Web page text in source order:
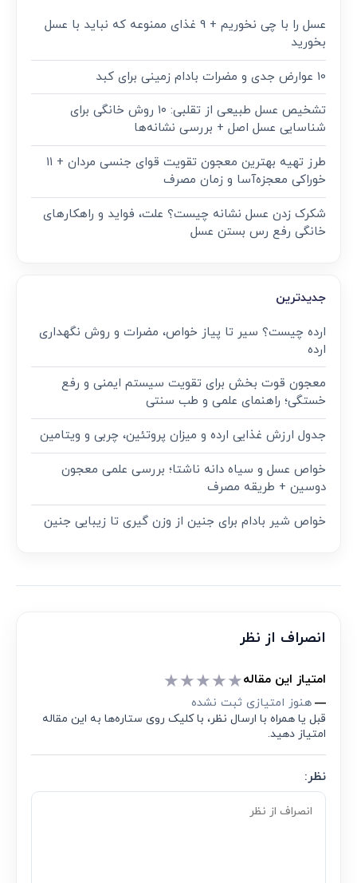
عسل را با چی نخوریم + 9 غذای ممنوعه که نباید با عسل
بخورید
10 عوارض جدی و مضرات بادام زمینی برای کبد
تشخیص عسل طبیعی از تقلبی: ۱۰ روش خانگی برای
شناسایی عسل اصل + بررسی نشانه‌ها
طرز تهیه بهترین معجون تقویت قوای جنسی مردان + ۱۱
خوراکی معجزه‌آسا و زمان مصرف
شکرک زدن عسل نشانه چیست؟ علت، فواید و راهکارهای
خانگی رفع رس بستن عسل
جدیدترین
ارده چیست؟ سیر تا پیاز خواص، مضرات و روش نگهداری
ارده
معجون قوت‌ بخش برای تقویت سیستم ایمنی و رفع
خستگی؛ راهنمای علمی و طب سنتی
جدول ارزش غذایی ارده و میزان پروتئین، چربی و ویتامین
خواص عسل و سیاه دانه ناشتا؛ بررسی علمی معجون
دوسین + طریقه مصرف
خواص شیر بادام برای جنین از وزن گیری تا زیبایی جنین
انصراف از نظر
امتیاز این مقاله★
★
★
★
★
— هنوز امتیازی ثبت نشده
قبل یا همراه با ارسال نظر، با کلیک روی ستاره‌ها به این مقاله
امتیاز دهید.
نظر: